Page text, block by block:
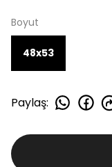
Boyut
48x53
Paylaş: